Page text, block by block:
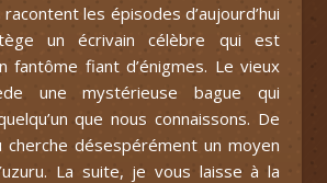
les épisodes d’aujourd’hui
un écrivain célèbre qui est
fantôme fiant d’énigmes. Le vieux
une mystérieuse bague qui
que nous connaissons. De
désespérément un moyen
La suite, je vous laisse à la